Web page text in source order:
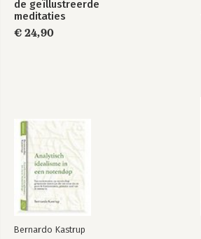
de geïllustreerde
meditaties
€ 24,90
Bernardo Kastrup